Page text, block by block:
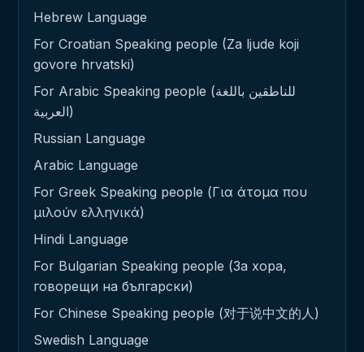
Hebrew Language
For Croatian Speaking people (Za ljude koji
govore hrvatski)
For Arabic Speaking people (للناطقين باللغة
العربية)
Russian Language
Arabic Language
For Greek Speaking people (Για άτομα που
μιλούν ελληνικά)
Hindi Language
For Bulgarian Speaking people (За хора,
говорещи на български)
For Chinese Speaking people (对于说中文的人)
Swedish Language